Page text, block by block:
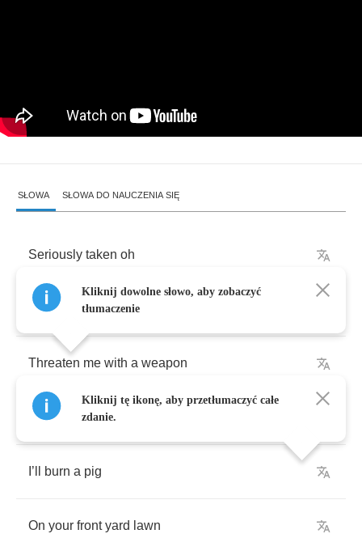
SŁOWA SŁOWA DO NAUCZENIA SIĘ
Seriously taken oh
am shears
Threaten me with a weapon
won’ fear
’ burn a pig
On your front yard lawn
Kliknij dowolne słowo, aby zobaczyć
tłumaczenie
Kliknij tę ikonę, aby przetłumaczyć całe
zdanie.